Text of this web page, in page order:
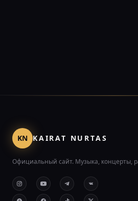
KN KAIRAT NURTAS
Официальный сайт. Музыка, концерты,